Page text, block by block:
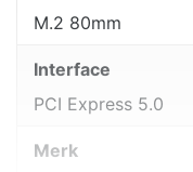
M.2 80mm
Interface
PCI Express 5.0
Merk